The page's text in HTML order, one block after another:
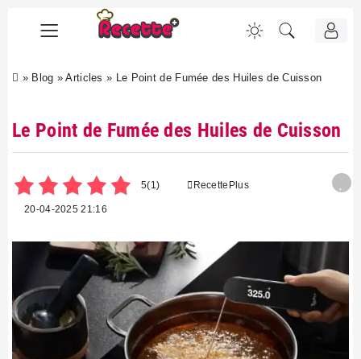
» Blog »Articles » Le Point de Fumée des Huiles de Cuisson
Le Point de Fumée des Huiles de Cuisson
5(1) RecettePlus
20-04-2025 21:16